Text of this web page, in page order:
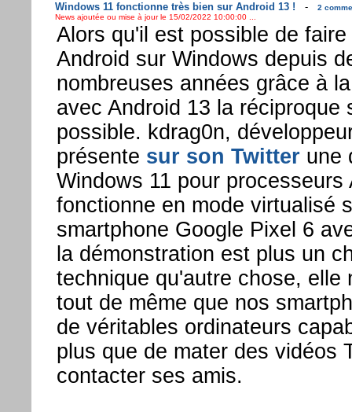
Windows 11 fonctionne très bien sur Android 13 ! -
2
News ajoutée ou mise à jour le 15/02/2022 10:00:00 ...
Alors qu'il est possible de
Android sur Windows depuis
nombreuses années grâce à
avec Android 13 la réciproque
possible. kdrag0n,
présente sur son Twitter une
Windows 11 pour processeurs
fonctionne en mode virtualisé
smartphone Google Pixel 6
la démonstration est plus un
technique qu'autre chose, elle
tout de même que nos
de véritables ordinateurs
plus que de mater des vidéos
contacter ses amis.